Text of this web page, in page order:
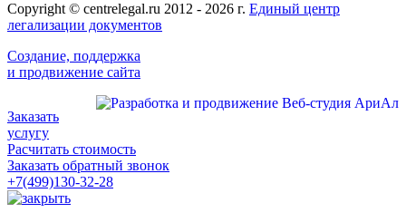
Copyright © centrelegal.ru 2012 - 2026 г. Единый центр
легализации документов
Создание, поддержка
и продвижение сайта
Заказать
услугу
Расчитать стоимость
Заказать обратный звонок
+7(499)130-32-28